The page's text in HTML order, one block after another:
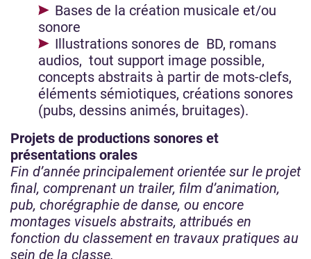
Bases de la création musicale et/ou
sonore
Illustrations sonores de BD, romans
audios, tout support image possible,
concepts abstraits à partir de mots-clefs,
éléments sémiotiques, créations sonores
(pubs, dessins animés, bruitages).
Projets de productions sonores et
présentations orales
Fin d’année principalement orientée sur le projet
final, comprenant un trailer, film d’animation,
pub, chorégraphie de danse, ou encore
montages visuels abstraits, attribués en
fonction du classement en travaux pratiques au
sein de la classe.